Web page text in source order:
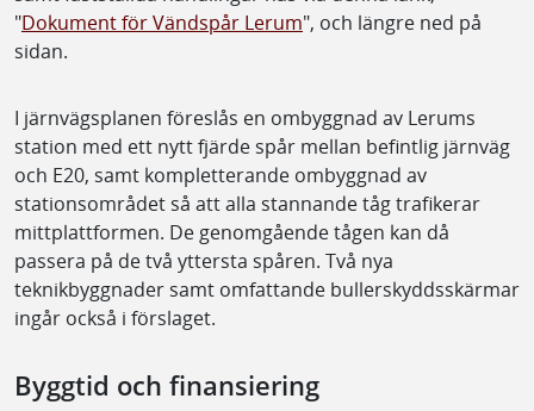
"Dokument för Vändspår Lerum", och längre ned på
sidan.
I järnvägsplanen föreslås en ombyggnad av Lerums
station med ett nytt fjärde spår mellan befintlig järnväg
och E20, samt kompletterande ombyggnad av
stationsområdet så att alla stannande tåg trafikerar
mittplattformen. De genomgående tågen kan då
passera på de två yttersta spåren. Två nya
teknikbyggnader samt omfattande bullerskyddsskärmar
ingår också i förslaget.
Byggtid och finansiering